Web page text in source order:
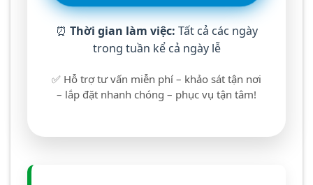
⏰ Thời gian làm việc: Tất cả các ngày
trong tuần kể cả ngày lễ
✅ Hỗ trợ tư vấn miễn phí – khảo sát tận nơi
– lắp đặt nhanh chóng – phục vụ tận tâm!